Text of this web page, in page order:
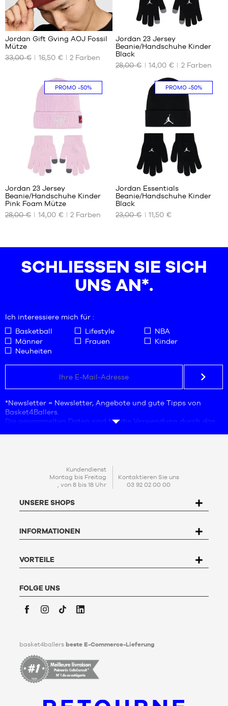
UNSERE
VERFÜGBAREN
Einheitsgröße
1
Jordan Gift Gving AOJ Fossil
Mütze
33,00 €
16,50 € 2 Farben
UNSERE
GRÖSSEN
Jordan 23 Jersey
Beanie/Handschuhe Kinder
Black
28,00 €
14,00 € 2Farben
PROMO-50%
UNSERE
GRÖSSEN
Jahre
Jordan 23 Jersey
Beanie/Handschuhe Kinder
Pink Foam Mütze
28,00 €
14,00 € 2 Farben
PROMO-50%
UNSERE
GRÖSSEN
Jahre
Jordan Essentials
Beanie/Handschuhe Kinder
Black
23,00 €
11,50 €
SCHLIESSEN SIE SICH U
NS AN*.
Ich interessiere mich für :
Basketball
Lifestyle
NBA
Männer
Frauen
Kinder
Neuheiten
*Newsletter = Newsletter, Angebote und gute Tipps von
Basket4Ballers.
Die gesammelten Daten sind für die Verwendung durch das
um den Nutzern Angebote zu unterbreiten, die auf ihre
Bedürfnisse zugeschnitten sind.
Mit der Einrichtung Ihres Kontos stimmen Sie unserer
dem Gesetz Nr. 78-17 vom 6. Januar 1978 über Informatik,
Dateien und Freiheitsrechte haben Sie das Recht, auf die Sie
widersprechen und zu löschen. Um dieses Recht auszuüben,
kann der Nutzer an Basket4Ballers, 104 rue de Hochfelden,
Kundenservice
klicken Sie
.
Lebzeiten Richtlinien für die Aufbewahrung, Löschung und
Weitergabe seiner personenbezogenen Daten nach seinem
Tod festlegen kann. Um mehr darüber zu erfahren,
bitte hier
Kundendienst
Montag bis Freitag
, von 8 bis 18 Uhr
Kontaktieren Sie uns
03 92 02 00 00
UNSERE SHOPS
INFORMATIONEN
VORTEILE
FOLGE UNS
basket4ballers beste E-Commerce-Lieferung